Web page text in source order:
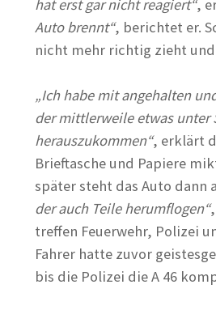
hat erst gar nicht reagiert“,
Auto brennt“, berichtet er.
nicht mehr richtig zieht
„Ich habe mit angehalten
der mittlerweile etwas unter
herauszukommen“, erklärt
Brieftasche und Papiere
später steht das Auto dann
der auch Teile herumflogen“
treffen Feuerwehr, Polizei
Fahrer hatte zuvor
bis die Polizei die A 46